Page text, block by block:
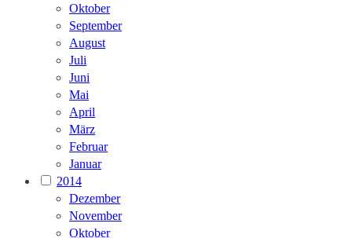
Oktober
September
August
Juli
Juni
Mai
April
März
Februar
Januar
2014
Dezember
November
Oktober